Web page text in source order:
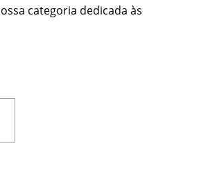
categoria dedicada às